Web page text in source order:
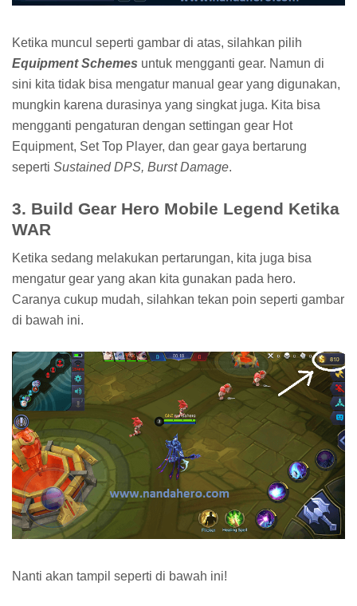
Ketika muncul seperti gambar di atas, silahkan pilih
Equipment Schemes untuk mengganti gear. Namun di
sini kita tidak bisa mengatur manual gear yang digunakan,
mungkin karena durasinya yang singkat juga. Kita bisa
mengganti pengaturan dengan settingan gear Hot
Equipment, Set Top Player, dan gear gaya bertarung
seperti Sustained DPS, Burst Damage.
3. Build Gear Hero Mobile Legend Ketika
WAR
Ketika sedang melakukan pertarungan, kita juga bisa
mengatur gear yang akan kita gunakan pada hero.
Caranya cukup mudah, silahkan tekan poin seperti gambar
di bawah ini.
Nanti akan tampil seperti di bawah ini!